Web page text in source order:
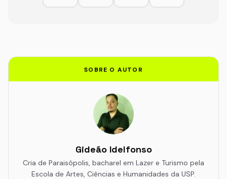
SOBRE O AUTOR
Gideão Idelfonso
Cria de Paraisópolis, bacharel em Lazer e Turismo pela
Escola de Artes, Ciências e Humanidades da USP.